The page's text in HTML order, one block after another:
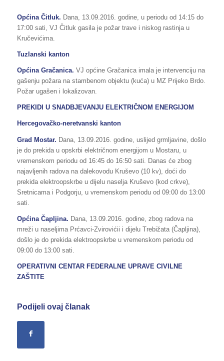
Općina Čitluk. Dana, 13.09.2016. godine, u periodu od 14:15 do
17:00 sati, VJ Čitluk gasila je požar trave i niskog rastinja u
Kručevićima.
Tuzlanski kanton
Općina Gračanica. VJ općine Gračanica imala je intervenciju na
gašenju požara na stambenom objektu (kuća) u MZ Prijeko Brdo.
Požar ugašen i lokalizovan.
PREKIDI U SNADBJEVANJU ELEKTRIČNOM ENERGIJOM
Hercegovačko-neretvanski kanton
Grad Mostar. Dana, 13.09.2016. godine, uslijed grmljavine, došlo
je do prekida u opskrbi električnom energijom u Mostaru, u
vremenskom periodu od 16:45 do 16:50 sati. Danas će zbog
najavljenih radova na dalekovodu Kruševo (10 kv), doći do
prekida elektroopskrbe u dijelu naselja Kruševo (kod crkve),
Sretnicama i Podgorju, u vremenskom periodu od 09:00 do 13:00
sati.
Općina Čapljina. Dana, 13.09.2016. godine, zbog radova na
mreži u naseljima Prćavci-Zvirovićii i dijelu Trebižata (Čapljina),
došlo je do prekida elektroopskrbe u vremenskom periodu od
09:00 do 13:00 sati.
OPERATIVNI CENTAR FEDERALNE UPRAVE CIVILNE
ZAŠTITE
Podijeli ovaj članak